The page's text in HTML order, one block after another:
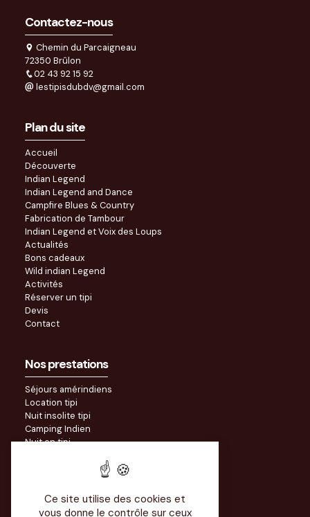
Contactez-nous
Chemin du Parcaigneau
72350 Brûlon
02 43 92 15 92
lestipisdubdv@gmail.com
Plan du site
Accueil
Découverte
Indian Legend
Indian Legend and Dance
Campfire Blues & Country
Fabrication de Tambour
Indian Legend et Voix des Loups
Actualités
Bons cadeaux
Wild indian Legend
Activités
Réserver un tipi
Devis
Contact
Nos prestations
Séjours amérindiens
Location tipi
Nuit insolite tipi
Camping Indien
Nuit en tipi
Sainte Kateri Tekakwitha
Journée découverte Indiens
Séjours scolaires
Nuit avec des loups
Ce site utilise des cookies et
vous donne le contrôle sur ceux